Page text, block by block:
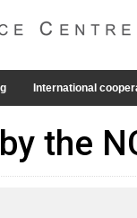
International
the